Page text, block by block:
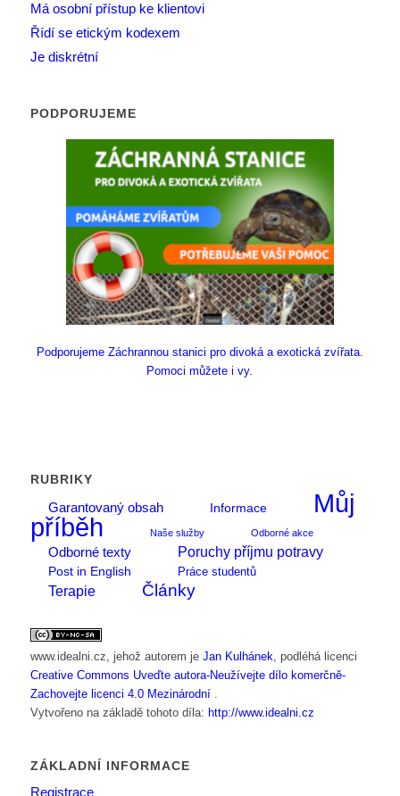
Má osobní přístup ke klientovi
Řídí se etickým kodexem
Je diskrétní
PODPORUJEME
Podporujeme Záchrannou stanici pro divoká a exotická zvířata.
Pomoci můžete i vy.
RUBRIKY
Garantovaný obsah
Informace
Můj
příběh
Naše služby Odborné akce
Odborné texty Poruchy příjmu potravy
Post in English Práce studentů
Terapie Články
www.idealni.cz , jehož autorem je Jan Kulhánek , podléhá licenci
Creative Commons Uveďte autora-Neužívejte dílo komerčně-
Zachovejte licenci 4.0 Mezinárodní
Vytvořeno na základě tohoto díla: http://www.idealni.cz
ZÁKLADNÍ INFORMACE
Registrace